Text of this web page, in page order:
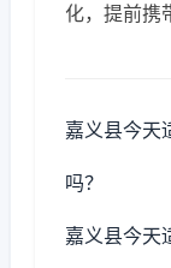
化，提前携
嘉义县今天
吗？
嘉义县今天